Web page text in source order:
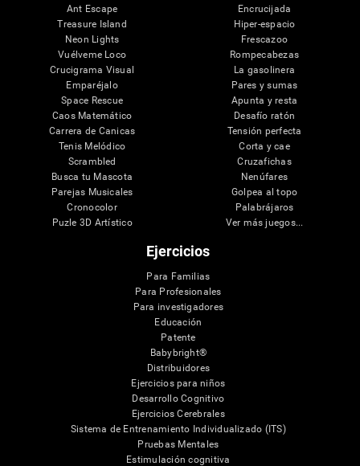
Ant Escape
Treasure Island
Neon Lights
Vuélveme Loco
Crucigrama Visual
Emparéjalo
Space Rescue
Caos Matemático
Carrera de Canicas
Tenis Melódico
Scrambled
Busca tu Mascota
Parejas Musicales
Cronocolor
Puzle 3D Artístico
Encrucijada
Hiper-espacio
Frescazoo
Rompecabezas
La gasolinera
Pares y sumas
Apunta y resta
Desafío ratón
Tensión perfecta
Corta y cae
Cruzafichas
Nenúfares
Golpea al topo
Palabrájaros
Ver más juegos...
Ejercicios
Para Familias
Para Profesionales
Para investigadores
Educación
Patente
Babybright®
Distribuidores
Ejercicios para niños
Desarrollo Cognitivo
Ejercicios Cerebrales
Sistema de Entrenamiento Individualizado (ITS)
Pruebas Mentales
Estimulación cognitiva